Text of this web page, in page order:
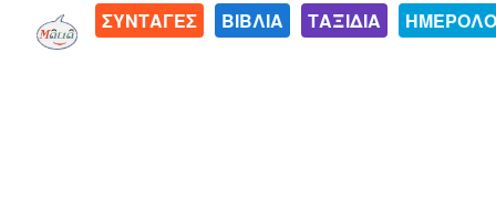
ΣΥΝΤΑΓΕΣ ΒΙΒΛΙΑ ΤΑΞΙΔΙΑ